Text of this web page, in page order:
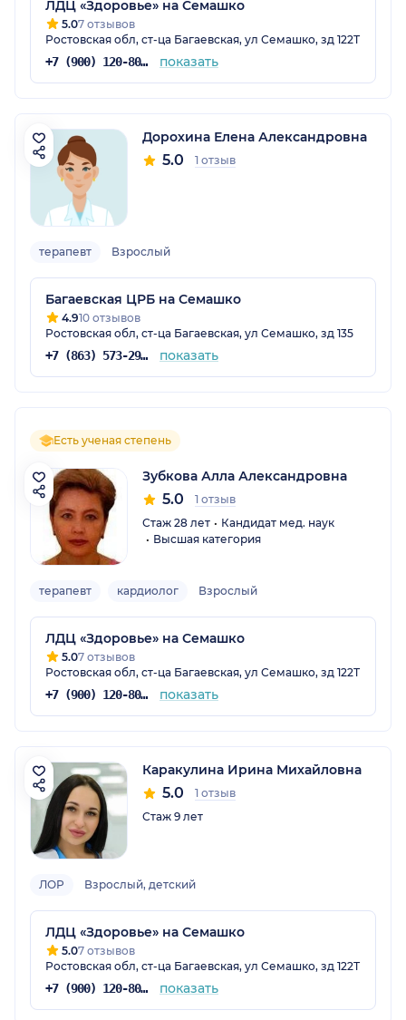
ЛДЦ «Здоровье» на Семашко
5.07 отзывов
Ростовская обл, ст-ца Багаевская, ул Семашко, зд 122Т
+7 (900) 120-80-88 показать
Дорохина Елена Александровна
5.0 1 отзыв
терапевт Взрослый
Багаевская ЦРБ на Семашко
4.910 отзывов
Ростовская обл, ст-ца Багаевская, ул Семашко, зд 135
+7 (863) 573-29-78 показать
Есть ученая степень
Зубкова Алла Александровна
5.0
1 отзыв
Стаж 28 лет
Кандидат мед. наук
Высшая категория
терапевт кардиолог Взрослый
ЛДЦ «Здоровье» на Семашко
5.07 отзывов
Ростовская обл, ст-ца Багаевская, ул Семашко, зд 122Т
+7 (900) 120-80-88 показать
Каракулина Ирина Михайловна
5.0
1 отзыв
Стаж 9 лет
ЛОР Взрослый, детский
ЛДЦ «Здоровье» на Семашко
5.07 отзывов
Ростовская обл, ст-ца Багаевская, ул Семашко, зд 122Т
+7 (900) 120-80-88 показать